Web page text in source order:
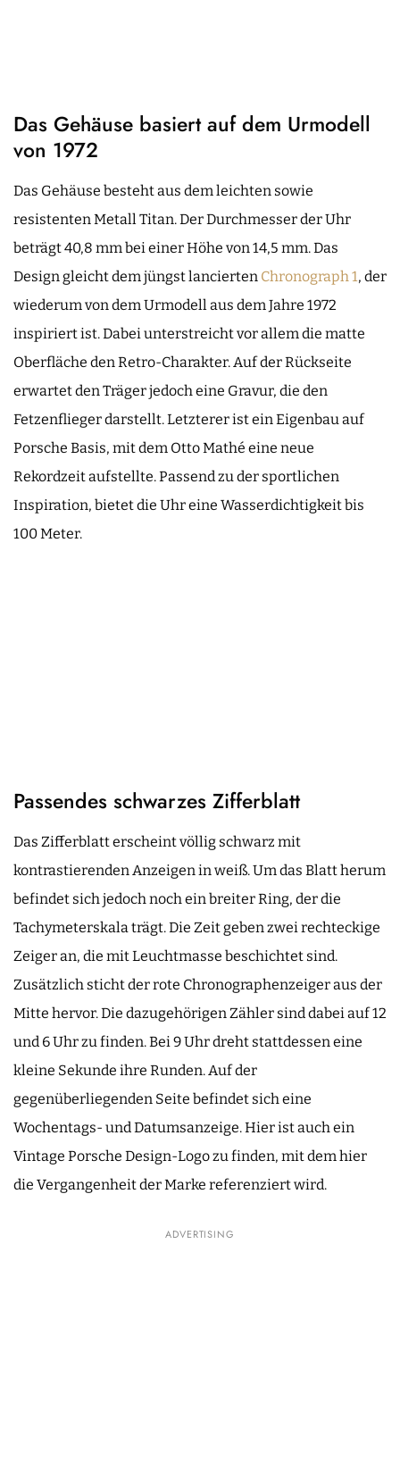
Das Gehäuse basiert auf dem Urmodell
von 1972
Das Gehäuse besteht aus dem leichten sowie
resistenten Metall Titan. Der Durchmesser der Uhr
beträgt 40,8 mm bei einer Höhe von 14,5 mm. Das
Design gleicht dem jüngst lancierten Chronograph 1, der
wiederum von dem Urmodell aus dem Jahre 1972
inspiriert ist. Dabei unterstreicht vor allem die matte
Oberfläche den Retro-Charakter. Auf der Rückseite
erwartet den Träger jedoch eine Gravur, die den
Fetzenflieger darstellt. Letzterer ist ein Eigenbau auf
Porsche Basis, mit dem Otto Mathé eine neue
Rekordzeit aufstellte. Passend zu der sportlichen
Inspiration, bietet die Uhr eine Wasserdichtigkeit bis
100 Meter.
Passendes schwarzes Zifferblatt
Das Zifferblatt erscheint völlig schwarz mit
kontrastierenden Anzeigen in weiß. Um das Blatt herum
befindet sich jedoch noch ein breiter Ring, der die
Tachymeterskala trägt. Die Zeit geben zwei rechteckige
Zeiger an, die mit Leuchtmasse beschichtet sind.
Zusätzlich sticht der rote Chronographenzeiger aus der
Mitte hervor. Die dazugehörigen Zähler sind dabei auf 12
und 6 Uhr zu finden. Bei 9 Uhr dreht stattdessen eine
kleine Sekunde ihre Runden. Auf der
gegenüberliegenden Seite befindet sich eine
Wochentags- und Datumsanzeige. Hier ist auch ein
Vintage Porsche Design-Logo zu finden, mit dem hier
die Vergangenheit der Marke referenziert wird.
ADVERTISING